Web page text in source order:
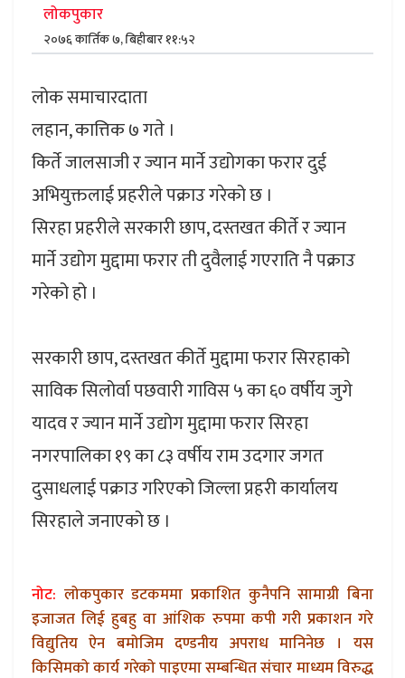
लोकपुकार
२०७६ कार्तिक ७, बिहीबार ११:५२
लोक समाचारदाता
लहान, कात्तिक ७ गते ।
किर्ते जालसाजी र ज्यान मार्ने उद्योगका फरार दुई
अभियुक्तलाई प्रहरीले पक्राउ गरेको छ ।
सिरहा प्रहरीले सरकारी छाप, दस्तखत कीर्ते र ज्यान
मार्ने उद्योग मुद्दामा फरार ती दुवैलाई गएराति नै पक्राउ
गरेको हो ।
सरकारी छाप, दस्तखत कीर्ते मुद्दामा फरार सिरहाको
साविक सिलोर्वा पछवारी गाविस ५ का ६० वर्षीय जुगे
यादव र ज्यान मार्ने उद्योग मुद्दामा फरार सिरहा
नगरपालिका १९ का ८३ वर्षीय राम उदगार जगत
दुसाधलाई पक्राउ गरिएको जिल्ला प्रहरी कार्यालय
सिरहाले जनाएको छ ।
नोट: लोकपुकार डटकममा प्रकाशित कुनैपनि सामाग्री बिना
इजाजत लिई हुबहु वा आंशिक रुपमा कपी गरी प्रकाशन गरे
विद्युतिय ऐन बमोजिम दण्डनीय अपराध मानिनेछ । यस
किसिमको कार्य गरेको पाइएमा सम्बन्धित संचार माध्यम विरुद्ध